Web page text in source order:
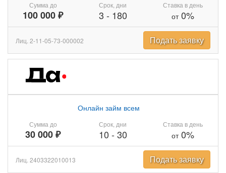
Сумма до
100 000 ₽
Срок, дни
3 - 180
Ставка в день
от0%
Лиц. 2-11-05-73-000002 Подать заявку
Сумма до
30 000 ₽
Онлайн займ всем
Срок, дни
10 - 30
Ставка в день
от0%
Лиц. 2403322010013 Подать заявку